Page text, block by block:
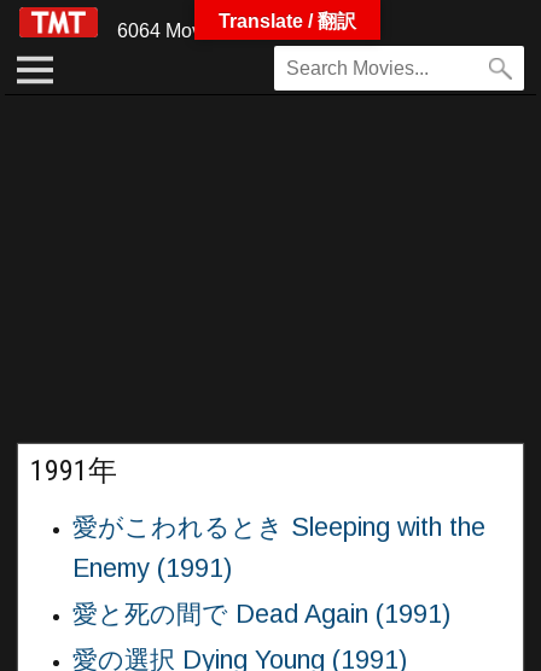
6064 Movies
1991年
愛がこわれるとき Sleeping with the
Enemy (1991)
愛と死の間で Dead Again (1991)
愛の選択 Dying Young (1991)
Translate / 翻訳